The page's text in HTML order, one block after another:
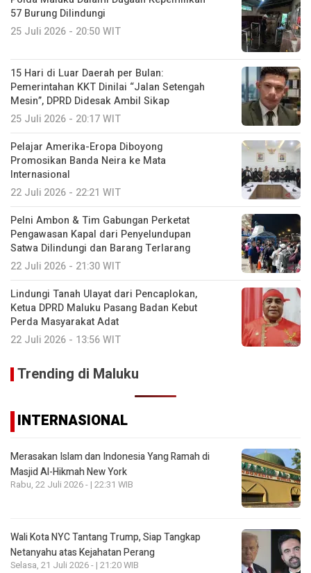
57 Burung Dilindungi
25 Juli 2026 - 20:50 WIT
15 Hari di Luar Daerah per Bulan:
Pemerintahan KKT Dinilai “Jalan Setengah
Mesin”, DPRD Didesak Ambil Sikap
25 Juli 2026 - 20:17 WIT
Pelajar Amerika-Eropa Diboyong
Promosikan Banda Neira ke Mata
Internasional
22 Juli 2026 - 22:21 WIT
Pelni Ambon & Tim Gabungan Perketat
Pengawasan Kapal dari Penyelundupan
Satwa Dilindungi dan Barang Terlarang
22 Juli 2026 - 21:30 WIT
Lindungi Tanah Ulayat dari Pencaplokan,
Ketua DPRD Maluku Pasang Badan Kebut
Perda Masyarakat Adat
22 Juli 2026 - 13:56 WIT
Trending di Maluku
INTERNASIONAL
Merasakan Islam dan Indonesia Yang Ramah di
Masjid Al-Hikmah New York
Rabu, 22 Juli 2026 - | 22:31 WIB
Wali Kota NYC Tantang Trump, Siap Tangkap
Netanyahu atas Kejahatan Perang
Selasa, 21 Juli 2026 - | 21:20 WIB